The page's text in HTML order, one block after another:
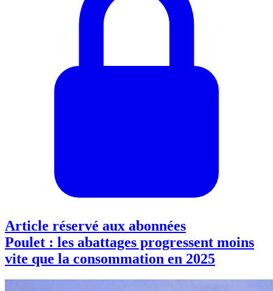
Article réservé aux abonnées
Poulet : les abattages progressent moins
vite que la consommation en 2025